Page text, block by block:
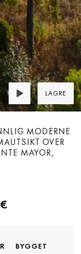
LAGRE
MODERNE
OVER
MAYOR,
BYGGET